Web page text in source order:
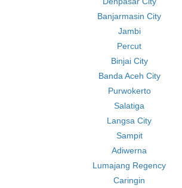
Banjarmasin City
Jambi
Percut
Binjai City
Banda Aceh City
Purwokerto
Salatiga
Langsa City
Sampit
Adiwerna
Lumajang Regency
Caringin